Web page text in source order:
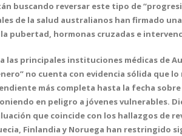
buscando reversar este tipo de
de la salud australianos han firmado
pubertad, hormonas cruzadas e
las principales instituciones médicas de
no cuenta con evidencia sólida que
más completa hasta la fecha
en peligro a jóvenes vulnerables.
que coincide con los hallazgos de
Finlandia y Noruega han restringido